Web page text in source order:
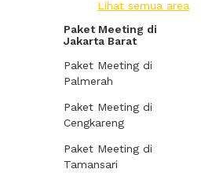
Lihat semua area
Paket Meeting di
Jakarta Barat
Paket Meeting di
Palmerah
Paket Meeting di
Cengkareng
Paket Meeting di
Tamansari